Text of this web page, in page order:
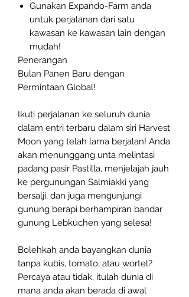
Gunakan Expando-Farm anda
untuk perjalanan dari satu
kawasan ke kawasan lain dengan
mudah!
Penerangan
Bulan Panen Baru dengan
Permintaan Global!
Ikuti perjalanan ke seluruh dunia
dalam entri terbaru dalam siri Harvest
Moon yang telah lama berjalan! Anda
akan menunggang unta melintasi
padang pasir Pastilla, menjelajah jauh
ke pergunungan Salmiakki yang
bersalji, dan juga mengunjungi
gunung berapi berhampiran bandar
gunung Lebkuchen yang selesa!
Bolehkah anda bayangkan dunia
tanpa kubis, tomato, atau wortel?
Percaya atau tidak, itulah dunia di
mana anda akan berada di awal